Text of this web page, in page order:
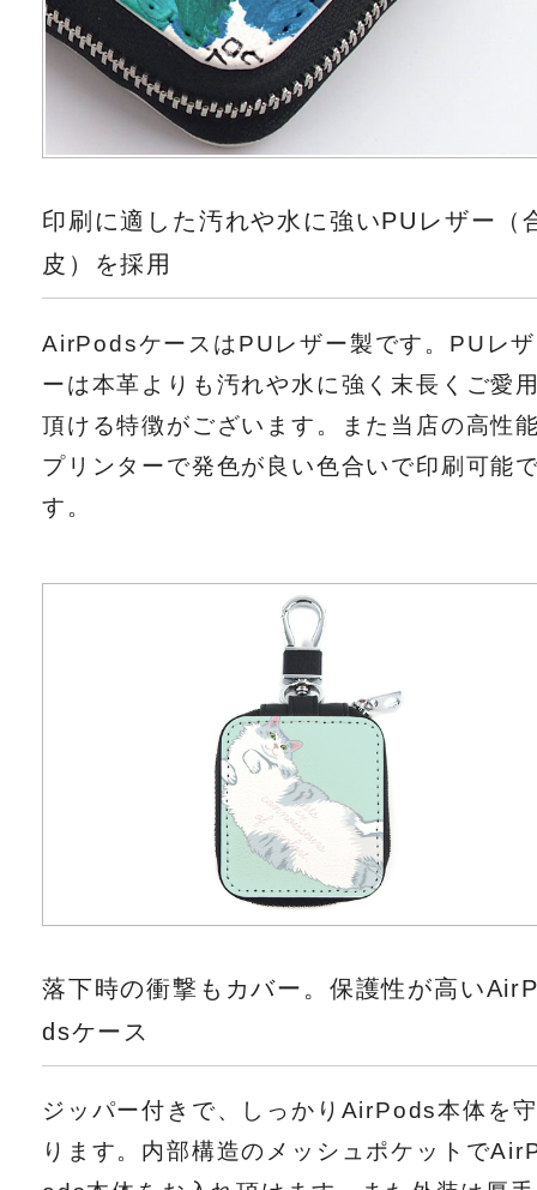
印刷に適した汚れや水に強いPUレザー（
皮）を採用
AirPodsケースはPUレザー製です。PUレザ
ーは本革よりも汚れや水に強く末長くご愛
頂ける特徴がございます。また当店の高性
プリンターで発色が良い色合いで印刷可能
す。
落下時の衝撃もカバー。保護性が高い
dsケース
ジッパー付きで、しっかりAirPods本体を守
ります。内部構造のメッシュポケットで